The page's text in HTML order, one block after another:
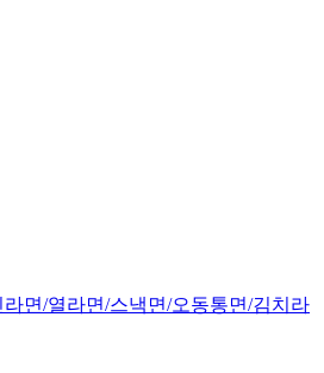
면/열라면/스낵면/오동통면/김치라